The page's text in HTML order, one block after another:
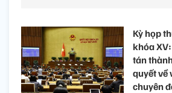
Kỳ họp
khóa
tán
quyết về
chuyên